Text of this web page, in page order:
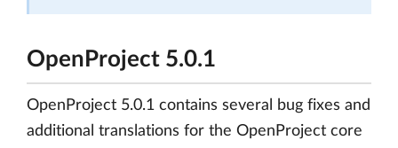
OpenProject 5.0.1
OpenProject 5.0.1 contains several bug fixes and
additional translations for the OpenProject core